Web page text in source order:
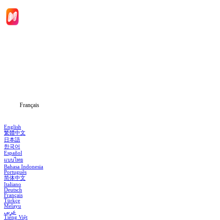
Français
English
繁體中文
日本語
한국어
Español
แบบไทย
Bahasa Indonesia
Português
简体中文
Italiano
Deutsch
Français
Türkçe
Melayu
عربي
Tiếng Việt